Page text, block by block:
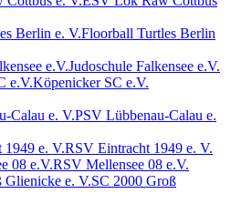
Floorball Turtles Berlin
Judoschule Falkensee e.V.
Köpenicker SC e.V.
PSV Lübbenau-Calau e.
RSV Eintracht 1949 e. V.
RSV Mellensee 08 e.V.
SC 2000 Groß